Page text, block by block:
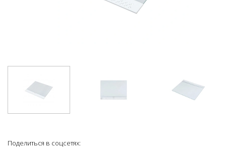
Поделиться в соцсетях: